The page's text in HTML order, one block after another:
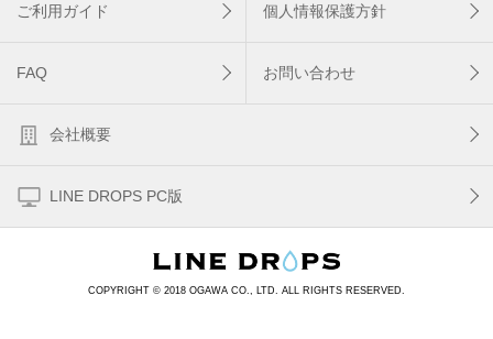
ご利用ガイド 個人情報保護方針
FAQ お問い合わせ
会社概要
LINE DROPS PC版
COPYRIGHT © 2018 OGAWA CO., LTD. ALL RIGHTS RESERVED.